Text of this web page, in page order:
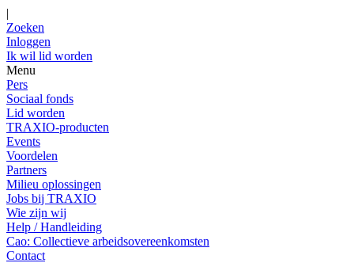
|
Zoeken
Inloggen
Ik wil lid worden
Menu
Pers
Sociaal fonds
Lid worden
TRAXIO-producten
Events
Voordelen
Partners
Milieu oplossingen
Jobs bij TRAXIO
Wie zijn wij
Help / Handleiding
Cao: Collectieve arbeidsovereenkomsten
Contact